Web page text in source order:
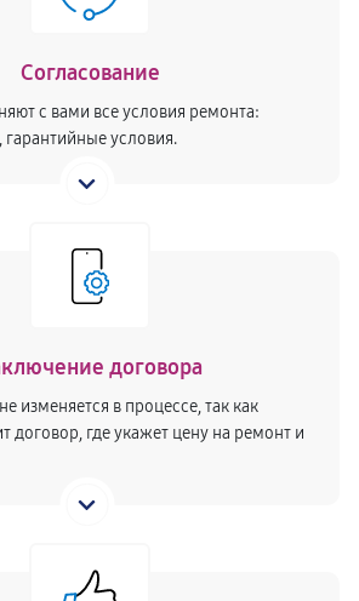
Согласование
с вами все условия ремонта:
гарантийные условия.
договора
изменяется в процессе, так как
договор, где укажет цену на ремонт и